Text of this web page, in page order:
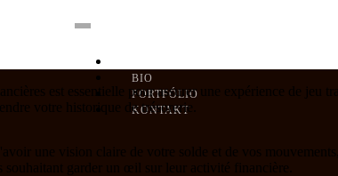
BIO
PORTFÓLIO
KONTAKT
est essentielle pour assurer une expérience de jeu
votre historique de trésorerie.
une vision claire de votre solde et de vos
souhaitant garder un œil sur leur activité financière.